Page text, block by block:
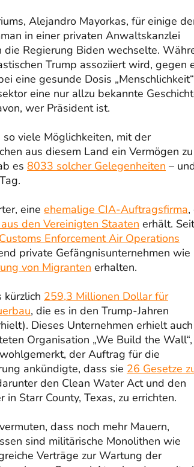
Alejandro Mayorkas, für einige
in einer privaten Anwaltskanzlei
Regierung Biden wechselte.
Trump assoziiert wird, gegen
eine gesunde Dosis „Menschlichkeit“
eine nur allzu bekannte
wer Präsident ist.
viele Möglichkeiten, mit der
aus diesem Land ein Vermögen zu
es 8033 solcher Gelegenheiten –
eine ehemalige CIA-Auftragsfirma,
den Vereinigten Staaten erhält. Seit
Enforcement Air Operations
private Gefängnisunternehmen wie
von Migranten erhalten.
kürzlich 259,3 Millionen Dollar für
, die es in den Trump-Jahren
Dieses Unternehmen erhielt auch
Organisation „We Build the
der Auftrag für die
ankündigte, dass sie 26 Gesetze
den Clean Water Act und den
Starr County, Texas, zu errichten.
dass noch mehr Mauern,
sind militärische Monolithen wie
Verträge zur Wartung der